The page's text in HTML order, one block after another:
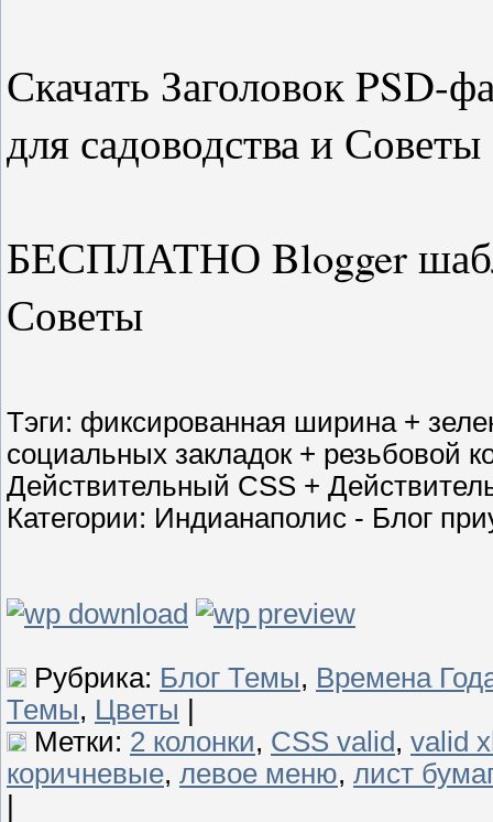
Скачать Заголовок PSD-
для садоводства и Советы
БЕСПЛАТНО Blogger
Советы
Тэги: фиксированная ширина +
социальных закладок + резьбовой
Действительный CSS +
Категории: Индианаполис - Блог
Рубрика: Блог Темы, Времена
Темы, Цветы |
Метки: 2 колонки, CSS valid, valid
коричневые, левое меню, лист
|